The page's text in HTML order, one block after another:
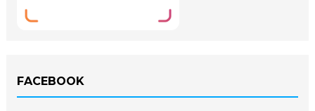
FACEBOOK